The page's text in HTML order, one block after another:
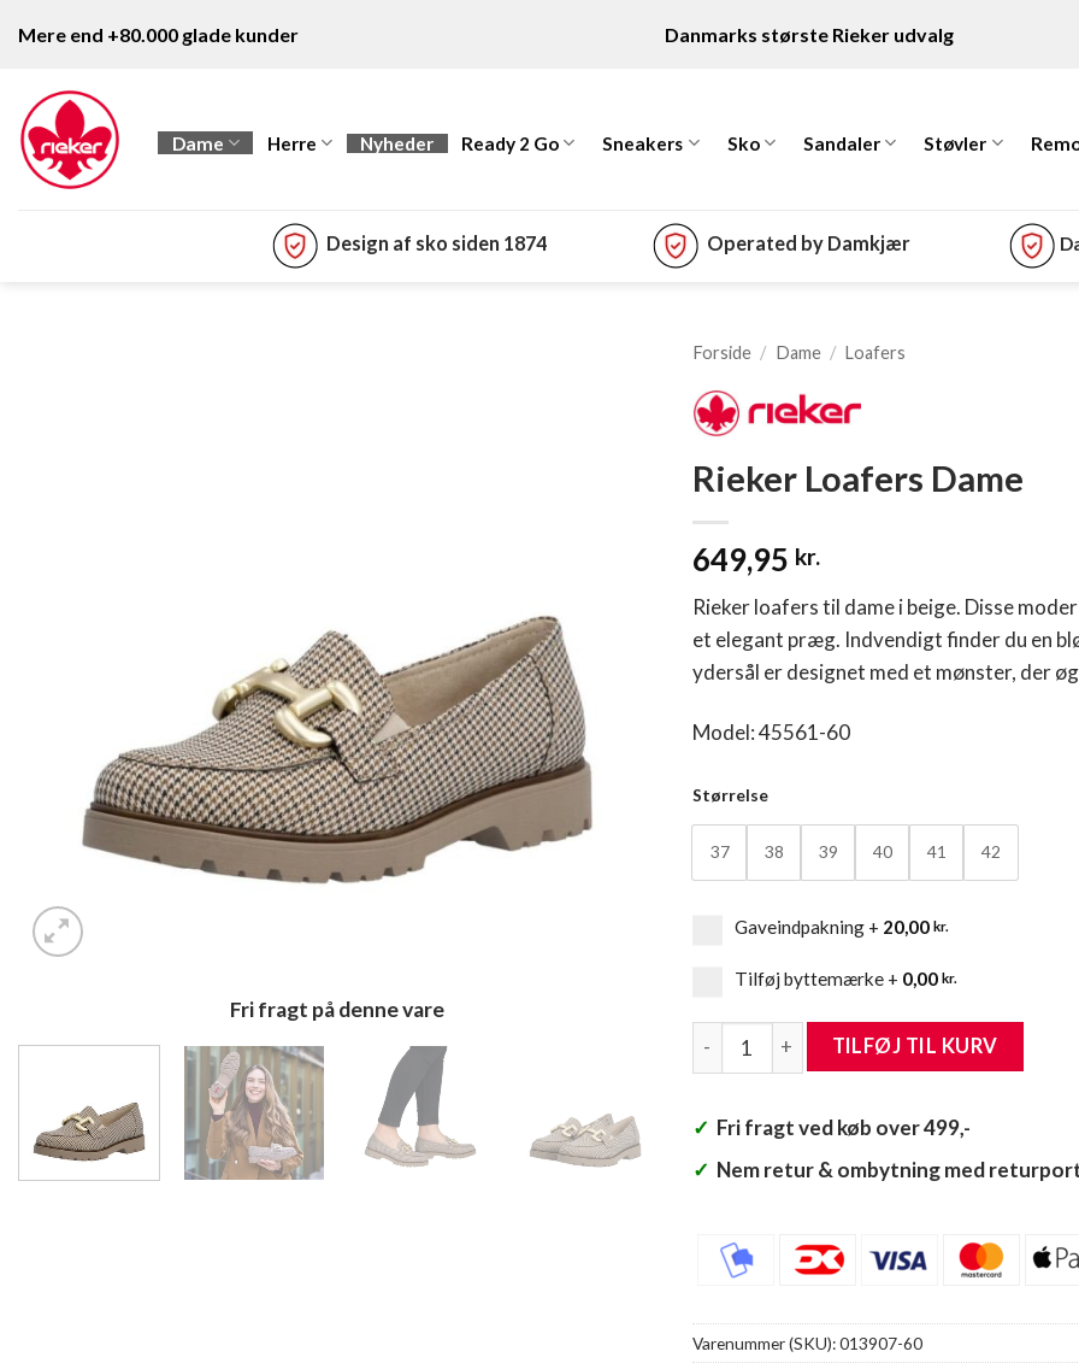
Mere end +80.000 glade kunder Danmarks største Rieker udvalg
Dame Herre Nyheder Ready 2 Go Sneakers Sko Sandaler Støvler
Design af sko siden 1874 Operated by Damkjær
Fri fragt på denne vare
Forside / Dame / Loafers
Rieker Loafers Dame
649,95 kr.
Rieker loafers til dame i beige. Disse
et elegant præg. Indvendigt finder du en
ydersål er designet med et mønster, der
Model: 45561-60
Størrelse
37 38 39 40 41 42
Gaveindpakning + 20,00 kr.
Tilføj byttemærke + 0,00 kr.
Rieker Loafers Dame antal
TILFØJ TIL KURV
✓ Fri fragt ved køb over 499,-
✓ Nem retur & ombytning med
Varenummer (SKU):013907-60